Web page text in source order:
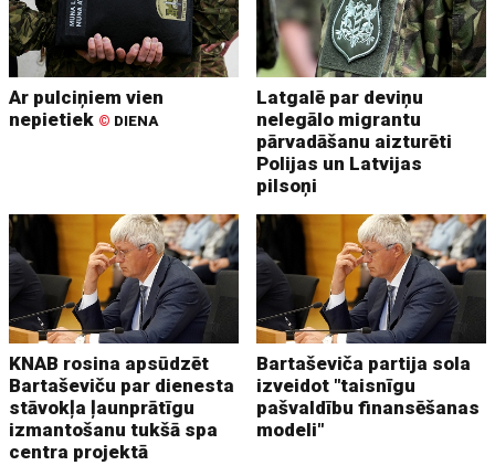
Ar pulciņiem vien
nepietiek © DIENA
Latgalē par deviņu
nelegālo migrantu
pārvadāšanu aizturēti
Polijas un Latvijas
pilsoņi
KNAB rosina apsūdzēt
Bartaševiču par dienesta
stāvokļa ļaunprātīgu
izmantošanu tukšā spa
centra projektā
Bartaševiča partija sola
izveidot "taisnīgu
pašvaldību finansēšanas
modeli"